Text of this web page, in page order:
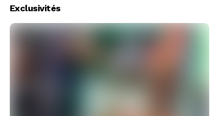
Exclusivités